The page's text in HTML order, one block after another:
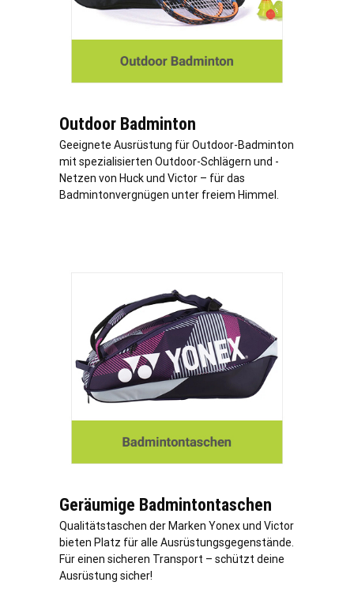
Outdoor Badminton
Geeignete Ausrüstung für Outdoor-Badminton
mit spezialisierten Outdoor-Schlägern und -
Netzen von Huck und Victor – für das
Badmintonvergnügen unter freiem Himmel.
Geräumige Badmintontaschen
Qualitätstaschen der Marken Yonex und Victor
bieten Platz für alle Ausrüstungsgegenstände.
Für einen sicheren Transport – schützt deine
Ausrüstung sicher!